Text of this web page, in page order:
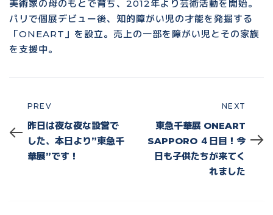
美術家の母のもとで育ち、2012年より芸術活動を開始。
パリで個展デビュー後、知的障がい児の才能を発掘する
「ONEART」を設立。売上の一部を障がい児とその家族
を支援中。
Prev
PREV
昨日は夜な夜な設営で
した、本日より”東急千
華展”です！
NEXT
東急千華展 ONEART
SAPPORO ４日目！今
日も子供たちが来てく
れました